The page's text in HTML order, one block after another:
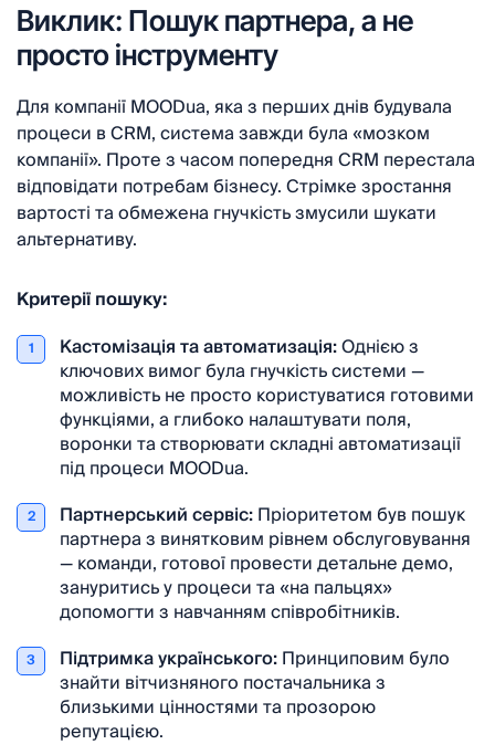
Виклик: Пошук партнера, а не
просто інструменту
Для компанії MOODua, яка з перших днів будувала
процеси в CRM, система завжди була «мозком
компанії». Проте з часом попередня CRM перестала
відповідати потребам бізнесу. Стрімке зростання
вартості та обмежена гнучкість змусили шукати
альтернативу.
Критерії пошуку:
1 Кастомізація та автоматизація:Однією з
ключових вимог була гнучкість системи —
можливість не просто користуватися готовими
функціями, а глибоко налаштувати поля,
воронки та створювати складні автоматизації
під процеси MOODua.
2 Партнерський сервіс:Пріоритетом був пошук
партнера з винятковим рівнем обслуговування
— команди, готової провести детальне демо,
зануритись у процеси та «на пальцях»
допомогти з навчанням співробітників.
3 Підтримка українського:Принциповим було
знайти вітчизняного постачальника з
близькими цінностями та прозорою
репутацією.